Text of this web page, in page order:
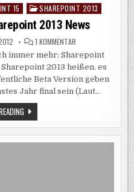
15 SHAREPOINT 2013
2013 News
1 KOMMENTAR
15
–
SHAREPOINT
2013
NEWS
immer mehr: Sharepoint
2013 heißen. es
Beta Version geben
Jahr final sein (Laut…
SHAREPOINT
15
–
SHAREPOINT
2013